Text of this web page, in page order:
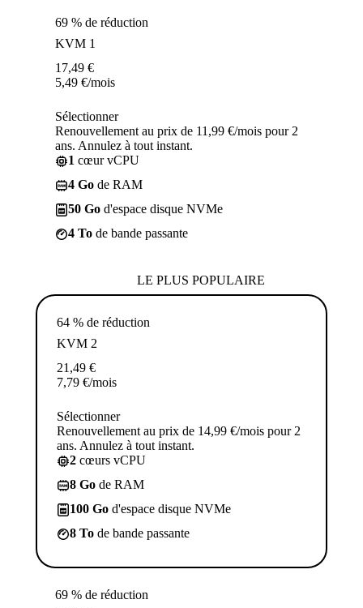
69 % de réduction
KVM 1
17,49 €
5,49 €/mois
Sélectionner
Renouvellement au prix de 11,99 €/mois pour 2
ans. Annulez à tout instant.
1 cœur vCPU
4 Go de RAM
50 Go d'espace disque NVMe
4 To de bande passante
LE PLUS POPULAIRE
64 % de réduction
KVM 2
21,49 €
7,79 €/mois
Sélectionner
Renouvellement au prix de 14,99 €/mois pour 2
ans. Annulez à tout instant.
2 cœurs vCPU
8 Go de RAM
100 Go d'espace disque NVMe
8 To de bande passante
69 % de réduction